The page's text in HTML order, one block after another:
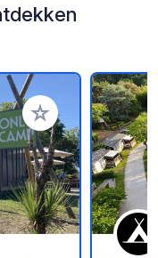
Voeg toe aan je